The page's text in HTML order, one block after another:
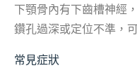
下顎骨內有下齒槽神經
鑽孔過深或定位不準，
常見症狀